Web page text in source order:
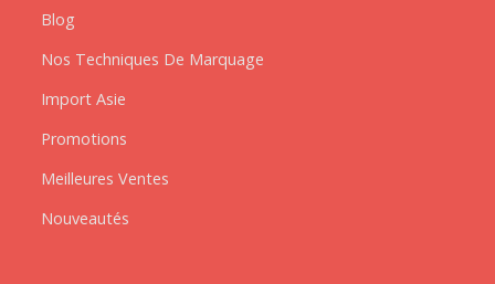
Blog
Nos Techniques De Marquage
Import Asie
Promotions
Meilleures Ventes
Nouveautés